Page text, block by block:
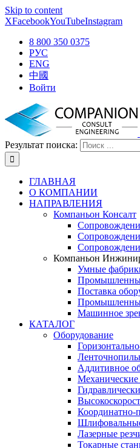
Skip to content
XFacebookYouTubeInstagram
8 800 350 0375
РУС
ENG
中國
Войти
Результат поиска:
ГЛАВНАЯ
О КОМПАНИИ
НАПРАВЛЕНИЯ
Компаньон Консалт
Компаньон
Умные
Поставка
Машинное
КАТАЛОГ
Оборудование
Аддитивное
Координатно-
Лазерные
Токарные